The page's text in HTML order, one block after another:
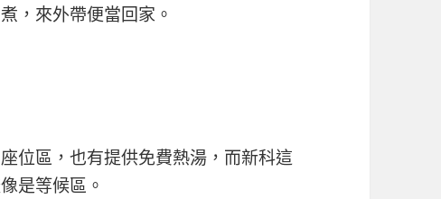
，來外帶便當回家。
位區，也有提供免費熱湯，而新科這
是等候區。